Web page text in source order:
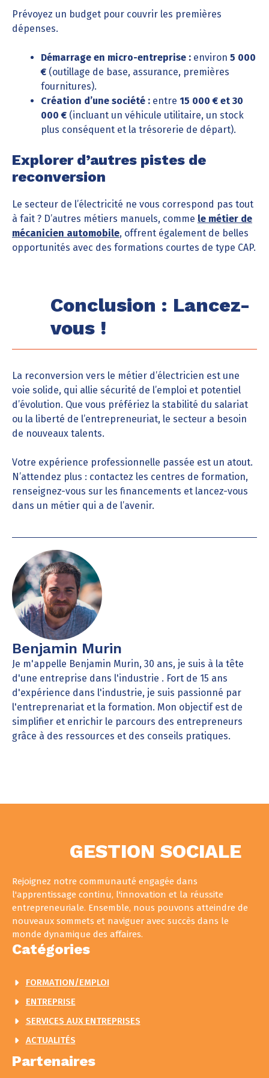
Prévoyez un budget pour couvrir les premières
dépenses.
Démarrage en micro-entreprise : environ 5 000
€ (outillage de base, assurance, premières
fournitures).
Création d’une société : entre 15 000 € et 30
000 € (incluant un véhicule utilitaire, un stock
plus conséquent et la trésorerie de départ).
Explorer d’autres pistes de
reconversion
Le secteur de l’électricité ne vous correspond pas tout
à fait ? D’autres métiers manuels, comme le métier de
mécanicien automobile, offrent également de belles
opportunités avec des formations courtes de type CAP.
Conclusion : Lancez-
vous !
La reconversion vers le métier d’électricien est une
voie solide, qui allie sécurité de l’emploi et potentiel
d’évolution. Que vous préfériez la stabilité du salariat
ou la liberté de l’entrepreneuriat, le secteur a besoin
de nouveaux talents.
Votre expérience professionnelle passée est un atout.
N’attendez plus : contactez les centres de formation,
renseignez-vous sur les financements et lancez-vous
dans un métier qui a de l’avenir.
Benjamin Murin
Je m'appelle Benjamin Murin, 30 ans, je suis à la tête
d'une entreprise dans l'industrie . Fort de 15 ans
d'expérience dans l'industrie, je suis passionné par
l'entreprenariat et la formation. Mon objectif est de
simplifier et enrichir le parcours des entrepreneurs
grâce à des ressources et des conseils pratiques.
GESTION SOCIALE
Rejoignez notre communauté engagée dans
l'apprentissage continu, l'innovation et la réussite
entrepreneuriale. Ensemble, nous pouvons atteindre de
nouveaux sommets et naviguer avec succès dans le
monde dynamique des affaires.
Catégories
FORMATION/EMPLOI
ENTREPRISE
SERVICES AUX ENTREPRISES
ACTUALITÉS
Partenaires